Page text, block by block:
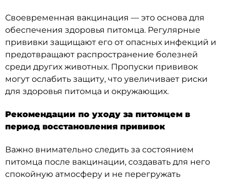
Своевременная вакцинация — это основа для
обеспечения здоровья питомца. Регулярные
прививки защищают его от опасных инфекций и
предотвращают распространение болезней
среди других животных. Пропуски прививок
могут ослабить защиту, что увеличивает риски
для здоровья питомца и окружающих.
Рекомендации по уходу за питомцем в
период восстановления прививок
Важно внимательно следить за состоянием
питомца после вакцинации, создавать для него
спокойную атмосферу и не перегружать